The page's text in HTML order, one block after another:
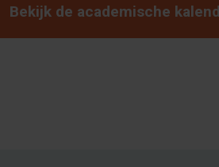
Bekijk de academische